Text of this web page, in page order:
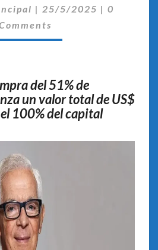
GRANDE
DEL
| 25/5/2025 | 0
del 51% de
un valor total de US$
100% del capital